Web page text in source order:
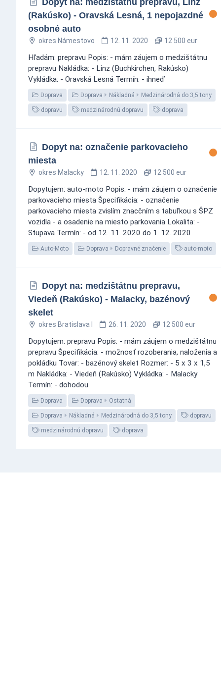
(Rakúsko) - Oravská Lesná, 1 nepojazdné
osobné auto
okres Námestovo 12. 11. 2020 12 500 eur
Hľadám: prepravu Popis: - mám záujem o medzištátnu
prepravu Nakládka: - Linz (Buchkirchen, Rakúsko)
Vykládka: - Oravská Lesná Termín: - ihneď
Doprava Doprava Nákladná Medzinárodná do 3,5 tony
dopravu medzinárodnú dopravu doprava
Dopyt na: označenie parkovacieho
miesta
okres Malacky 12. 11. 2020 12 500 eur
Dopytujem: auto-moto Popis: - mám záujem o označenie
parkovacieho miesta Špecifikácia: - označenie
parkovacieho miesta zvislím znacčním s tabuľkou s ŠPZ
vozidla - a osadenie na miesto parkovania Lokalita: -
Stupava Termín: - od 12. 11. 2020 do 1. 12. 2020
Auto-Moto Doprava Dopravné značenie auto-moto
Dopyt na: medzištátnu prepravu,
Viedeň (Rakúsko) - Malacky, bazénový
skelet
okres Bratislava I 26. 11. 2020 12 500 eur
Dopytujem: prepravu Popis: - mám záujem o medzištátnu
prepravu Špecifikácia: - možnosť rozoberania, naloženia a
pokládku Tovar: - bazénový skelet Rozmer: - 5 x 3 x 1,5
m Nakládka: - Viedeň (Rakúsko) Vykládka: - Malacky
Termín: - dohodou
Doprava Doprava Ostatná
Doprava Nákladná Medzinárodná do 3,5 tony dopravu
medzinárodnú dopravu doprava